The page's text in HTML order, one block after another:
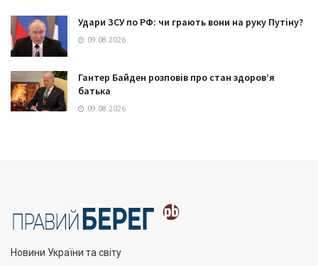
Удари ЗСУ по РФ: чи грають вони на руку Путіну?
09.08.2026
Гантер Байден розповів про стан здоров’я
батька
09.08.2026
Новини України та світу